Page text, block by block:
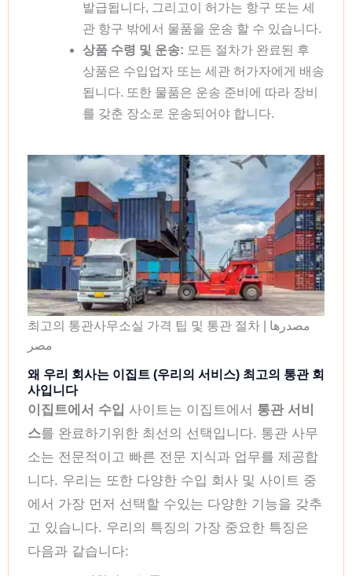
발급됩니다, 그리고이 허가는 항구 또는 세
관 항구 밖에서 물품을 운송 할 수 있습니다.
상품 수령 및 운송: 모든 절차가 완료된 후
상품은 수입업자 또는 세관 허가자에게 배송
됩니다. 또한 물품은 운송 준비에 따라 장비
를 갖춘 장소로 운송되어야 합니다.
최고의 통관사무소실 가격 팁 및 통관 절차 | مصدرها
مصر
왜 우리 회사는 이집트 (우리의 서비스) 최고의 통관 회
사입니다
이집트에서 수입 사이트는 이집트에서 통관 서비
스를 완료하기위한 최선의 선택입니다. 통관 사무
소는 전문적이고 빠른 전문 지식과 업무를 제공합
니다. 우리는 또한 다양한 수입 회사 및 사이트 중
에서 가장 먼저 선택할 수있는 다양한 기능을 갖추
고 있습니다. 우리의 특징의 가장 중요한 특징은
다음과 같습니다: